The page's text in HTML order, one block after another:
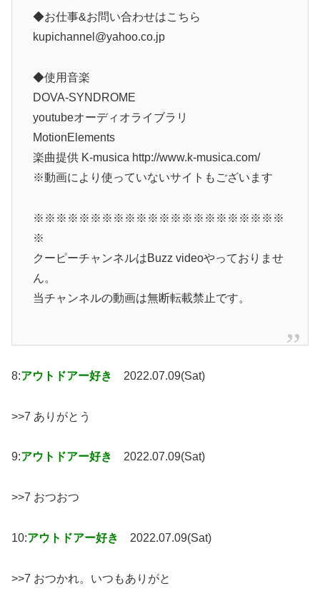
◆お仕事&お問い合わせはこちら
kupichannel@yahoo.co.jp
◆使用音楽
DOVA-SYNDROME
youtubeオーディオライブラリ
MotionElements
楽曲提供 K-musica http://www.k-musica.com/
※動画により使っていないサイトもございます
※※※※※※※※※※※※※※※※※※※※※※
※
クーピーチャンネルはBuzz videoやっておりませ
ん。
当チャンネルの動画は無断転載禁止です。
8:アウトドアー好き 2022.07.09(Sat)
>>7 ありがとう
9:アウトドアー好き 2022.07.09(Sat)
>>7 おつおつ
10:アウトドアー好き 2022.07.09(Sat)
>>7 おつかれ。いつもありがと